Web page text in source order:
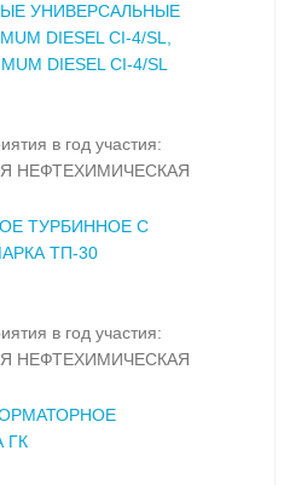
УНИВЕРСАЛЬНЫЕ
DIESEL CI-4/SL,
DIESEL CI-4/SL
в год участия:
НЕФТЕХИМИЧЕСКАЯ
ТУРБИННОЕ С
ТП-30
в год участия:
НЕФТЕХИМИЧЕСКАЯ
ГК